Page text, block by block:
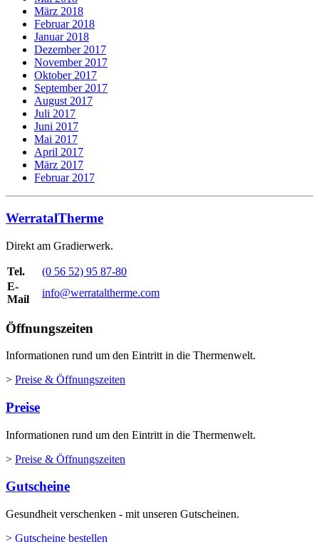
März 2018
Februar 2018
Januar 2018
Dezember 2017
November 2017
Oktober 2017
September 2017
August 2017
Juli 2017
Juni 2017
Mai 2017
April 2017
März 2017
Februar 2017
WerratalTherme
Direkt am Gradierwerk.
Tel.
(0 56 52) 95 87-80
E-
Mail
info@werrataltherme.com
Öffnungszeiten
Informationen rund um den Eintritt in die Thermenwelt.
> Preise & Öffnungszeiten
Preise
Informationen rund um den Eintritt in die Thermenwelt.
> Preise & Öffnungszeiten
Gutscheine
Gesundheit verschenken - mit unseren Gutscheinen.
> Gutscheine bestellen